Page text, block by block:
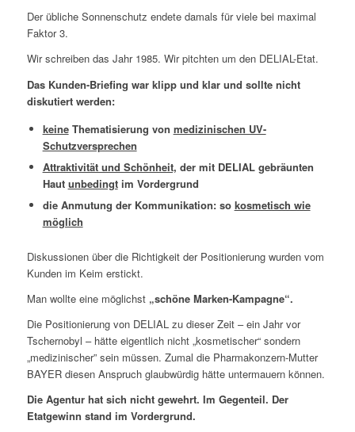
Der übliche Sonnenschutz endete damals für viele bei maximal
Faktor 3.
Wir schreiben das Jahr 1985. Wir pitchten um den DELIAL-Etat.
Das Kunden-Briefing war klipp und klar und sollte nicht
diskutiert werden:
keineThematisierung von medizinischen UV-
Schutzversprechen
Attraktivität und Schönheit, der mit DELIAL gebräunten
Haut unbedingtim Vordergrund
die Anmutung der Kommunikation: so kosmetisch wie
möglich
Diskussionen über die Richtigkeit der Positionierung wurden vom
Kunden im Keim erstickt.
Man wollte eine möglichst „schöne Marken-Kampagne“.
Die Positionierung von DELIAL zu dieser Zeit – ein Jahr vor
Tschernobyl – hätte eigentlich nicht „kosmetischer“ sondern
„medizinischer” sein müssen. Zumal die Pharmakonzern-Mutter
BAYER diesen Anspruch glaubwürdig hätte untermauern können.
Die Agentur hat sich nicht gewehrt. Im Gegenteil. Der
Etatgewinn stand im Vordergrund.